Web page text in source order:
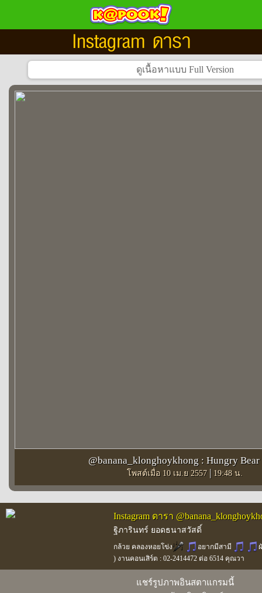
Instagram ดารา
@banana_klonghoykhong : Hungry Bear
โพสต์เมื่อ 10 เม.ย 2557 | 19:48 น.
Instagram ดารา
ฐิภารินทร์ ยอดธนาสวัสดิ์
กล้วย คลองหอยโข่ง อยากมีสามี
) งานคอนเสิร์ต : 02-2414472 ต่อ 6514 คุณวา
แชร์รูปภาพอินสตาแกรมนี้